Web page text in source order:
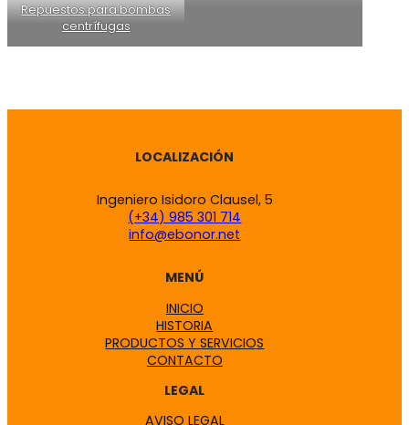
Repuestos para bombas
centrífugas
LOCALIZACIÓN
Ingeniero Isidoro Clausel, 5
(+34) 985 301 714
info@ebonor.net
MENÚ
INICIO
HISTORIA
PRODUCTOS Y SERVICIOS
CONTACTO
LEGAL
AVISO LEGAL